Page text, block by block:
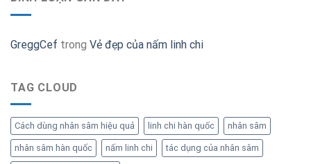
GreggCef trong Vẻ đẹp của nấm linh chi
TAG CLOUD
Cách dùng nhân sâm hiệu quả linh chi hàn quốc nhân sâm
nhân sâm hàn quốc nấm linh chi tác dụng của nhân sâm